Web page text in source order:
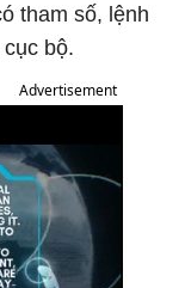
tham số, lệnh
bộ.
Advertisement